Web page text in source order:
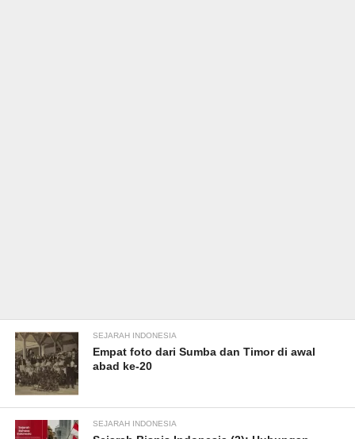
SEJARAH INDONESIA
Empat foto dari Sumba dan Timor di awal
abad ke-20
SEJARAH INDONESIA